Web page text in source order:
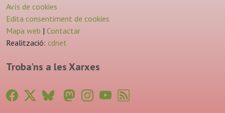
Avís de cookies
Edita consentiment de cookies
Mapa web | Contactar
Realització: cdnet
Troba'ns a les Xarxes